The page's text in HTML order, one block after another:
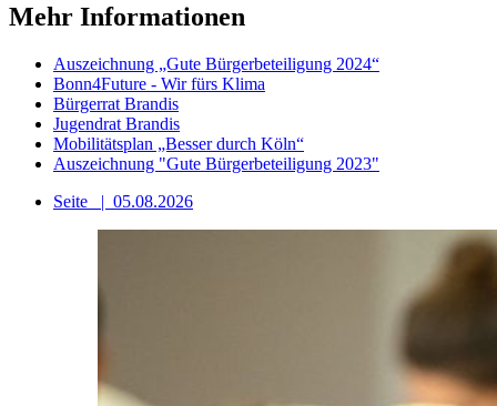
Mehr Informationen
Auszeichnung „Gute Bürgerbeteiligung 2024“
Bonn4Future - Wir fürs Klima
Bürgerrat Brandis
Jugendrat Brandis
Mobilitätsplan „Besser durch Köln“
Auszeichnung "Gute Bürgerbeteiligung 2023"
Seite
| 05.08.2026